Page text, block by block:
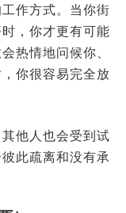
作方式。当你街
，你才更有可能
热情地问候你、
你很容易完全放
他人也会受到试
此疏离和没有承